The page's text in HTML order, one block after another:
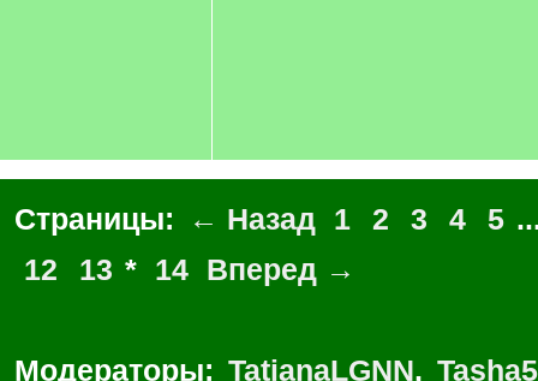
Страницы: ← Назад 1 2 3 4 5
12
13 * 14 Вперед →
Модераторы: TatianaLGNN,